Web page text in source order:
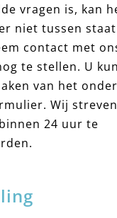
vragen is, kan
niet tussen
contact met
te stellen. U
van het
Wij
24 uur te